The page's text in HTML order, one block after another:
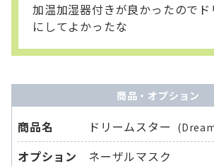
加温加湿器付きが良かったのでド
にしてよかったな
商品・オプション
商品名 ドリームスター
オプション ネーザルマスク